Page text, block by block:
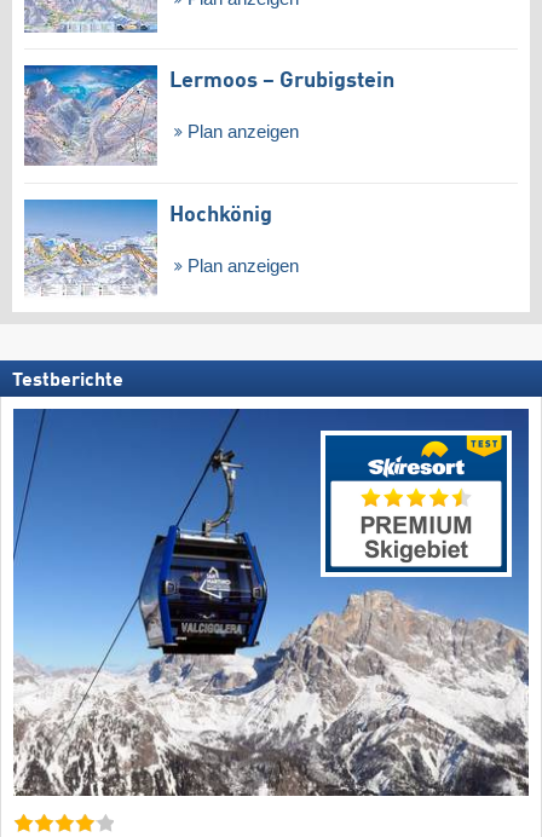
Lermoos – Grubigstein
Plan anzeigen
Hochkönig
Plan anzeigen
Testberichte